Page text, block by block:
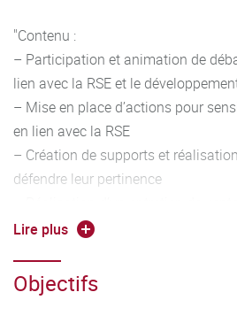
"Contenu :
– Participation et animation de
lien avec la RSE et le
– Mise en place d’actions pour
en lien avec la RSE
– Création de supports et
défendre leur pertinence
– Travailler entre autres les
vocabulaire adapté en contexte,
formules de politesse, possession,
Lire plus
Objectifs